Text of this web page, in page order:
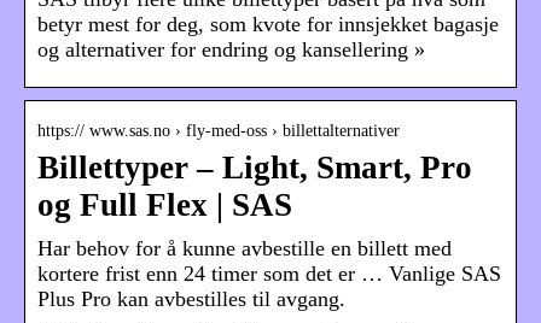
betyr mest for deg, som kvote for innsjekket bagasje
og alternativer for endring og kansellering »
https:// www.sas.no › fly-med-oss › billettalternativer
Billettyper – Light, Smart, Pro
og Full Flex | SAS
Har behov for å kunne avbestille en billett med
kortere frist enn 24 timer som det er … Vanlige SAS
Plus Pro kan avbestilles til avgang.